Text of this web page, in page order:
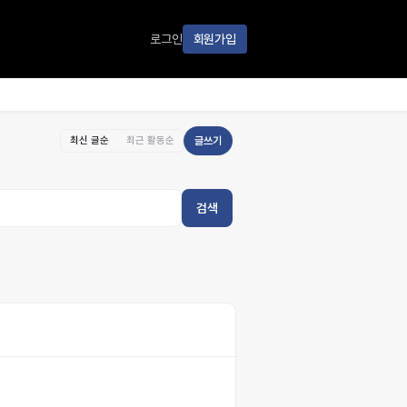
로그인 회원가입
최신 글순 최근 활동순 글쓰기
검색